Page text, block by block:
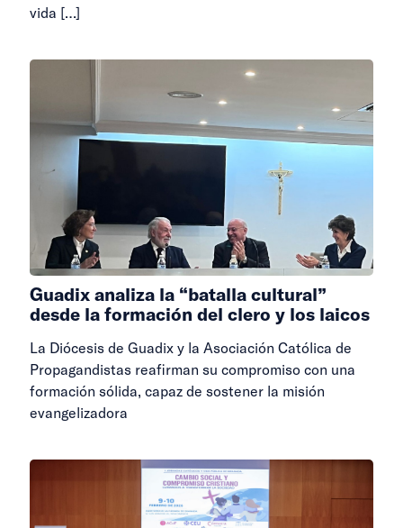
vida […]
Guadix analiza la “batalla cultural”
desde la formación del clero y los laicos
La Diócesis de Guadix y la Asociación Católica de
Propagandistas reafirman su compromiso con una
formación sólida, capaz de sostener la misión
evangelizadora